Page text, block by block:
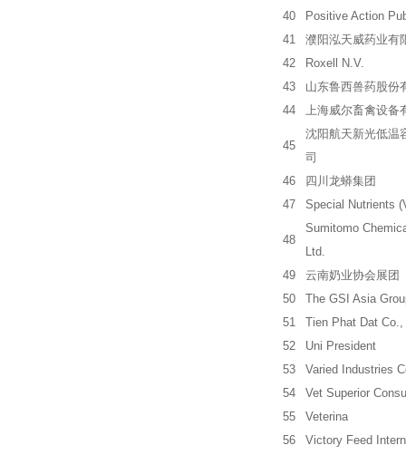
40
Positive Action
41
濮阳泓天威药业有
42
Roxell N.V.
43
山东鲁西兽药股份
44
上海威尔畜禽设备
45
沈阳航天新光低温
司
46
四川龙蟒集团
47
Special Nutrients
48
Sumitomo
Ltd.
49
云南奶业协会展团
50
The GSI Asia
51
Tien Phat Dat
52
Uni President
53
Varied Industries
54
Vet Superior
55
Veterina
56
Victory Feed